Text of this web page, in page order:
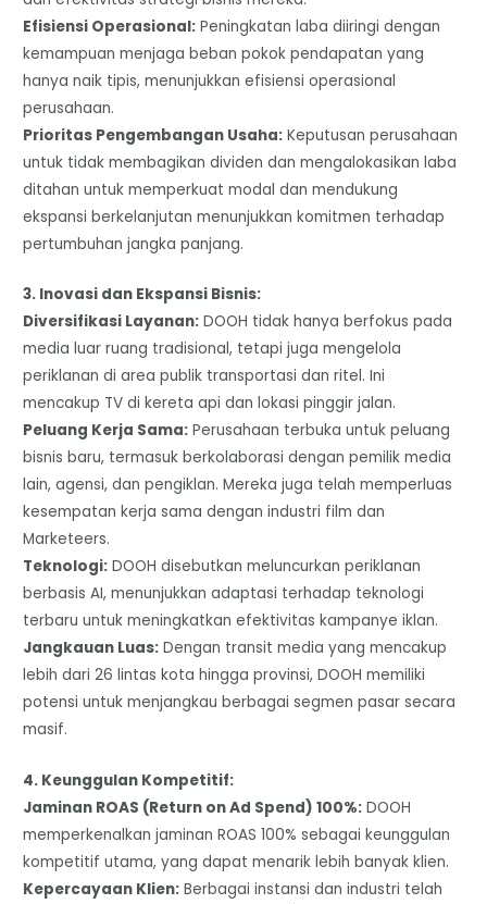
​Efisiensi Operasional: Peningkatan laba diiringi dengan
kemampuan menjaga beban pokok pendapatan yang
hanya naik tipis, menunjukkan efisiensi operasional
perusahaan.
​Prioritas Pengembangan Usaha: Keputusan perusahaan
untuk tidak membagikan dividen dan mengalokasikan laba
ditahan untuk memperkuat modal dan mendukung
ekspansi berkelanjutan menunjukkan komitmen terhadap
pertumbuhan jangka panjang.
​3. Inovasi dan Ekspansi Bisnis:
​Diversifikasi Layanan: DOOH tidak hanya berfokus pada
media luar ruang tradisional, tetapi juga mengelola
periklanan di area publik transportasi dan ritel. Ini
mencakup TV di kereta api dan lokasi pinggir jalan.
​Peluang Kerja Sama: Perusahaan terbuka untuk peluang
bisnis baru, termasuk berkolaborasi dengan pemilik media
lain, agensi, dan pengiklan. Mereka juga telah memperluas
kesempatan kerja sama dengan industri film dan
Marketeers.
​Teknologi: DOOH disebutkan meluncurkan periklanan
berbasis AI, menunjukkan adaptasi terhadap teknologi
terbaru untuk meningkatkan efektivitas kampanye iklan.
​Jangkauan Luas: Dengan transit media yang mencakup
lebih dari 26 lintas kota hingga provinsi, DOOH memiliki
potensi untuk menjangkau berbagai segmen pasar secara
masif.
​4. Keunggulan Kompetitif:
Jaminan ROAS (Return on Ad Spend) 100%: DOOH
memperkenalkan jaminan ROAS 100% sebagai keunggulan
kompetitif utama, yang dapat menarik lebih banyak klien.
​Kepercayaan Klien: Berbagai instansi dan industri telah